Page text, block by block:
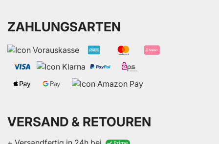
ZAHLUNGSARTEN
VERSAND & RETOUREN